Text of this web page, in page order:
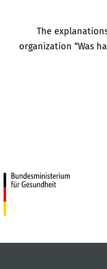
The
organization “Was